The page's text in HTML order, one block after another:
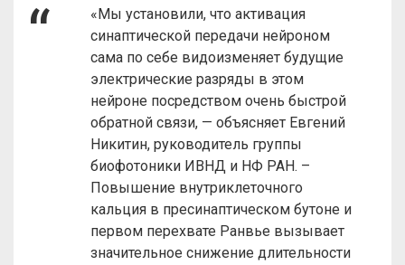
«Мы установили, что активация
синаптической передачи нейроном
сама по себе видоизменяет будущие
электрические разряды в этом
нейроне посредством очень быстрой
обратной связи, — объясняет Евгений
Никитин, руководитель группы
биофотоники ИВНД и НФ РАН. –
Повышение внутриклеточного
кальция в пресинаптическом бутоне и
первом перехвате Ранвье вызывает
значительное снижение длительности